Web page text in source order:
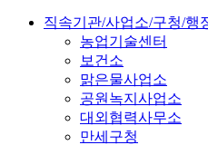
직속기관/사업소/구청/행
농업기술센터
보건소
맑은물사업소
공원녹지사업소
대외협력사무소
만세구청